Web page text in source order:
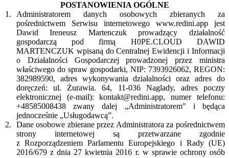
POSTANOWIENIA OGÓLNE
Administratorem danych osobowych zbieranych za
pośrednictwem Serwisu internetowego www.redini.app jest
Dawid Ireneusz Martenczuk prowadzący działalność
gospodarczą pod firmą H0PE.CLOUD DAWID
MARTENCZUK wpisaną do Centralnej Ewidencji i Informacji
o Działalności Gospodarczej prowadzonej przez ministra
właściwego do spraw gospodarki, NIP: 7393926062, REGON:
382989590, adres wykonywania działalności oraz adres do
doręczeń: ul. Żurawia. 64, 11-036 Naglady, adres poczty
elektronicznej (e-mail): kontakt@redini.app, numer telefonu:
+48585008438 zwany dalej „Administratorem" i będąca
jednocześnie „Usługodawcą”.
Dane osobowe zbierane przez Administratora za pośrednictwem
strony internetowej są przetwarzane zgodnie
z Rozporządzeniem Parlamentu Europejskiego i Rady (UE)
2016/679 z dnia 27 kwietnia 2016 r. w sprawie ochrony osób